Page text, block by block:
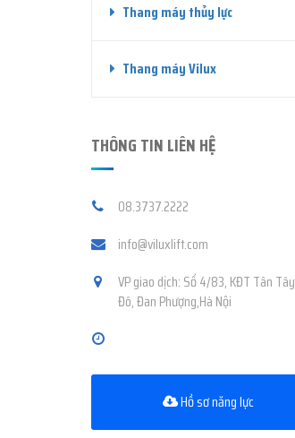
Thang máy thủy lực
Thang máy Vilux
THÔNG TIN LIÊN HỆ
08.3737.2222
info@viluxlift.com
VP giao dịch: Số 4/83, KĐT Tân Tây
Đô, Đan Phượng,Hà Nội
Hồ sơ năng lực